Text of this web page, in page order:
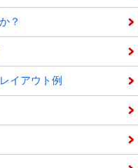
？
イアウト例